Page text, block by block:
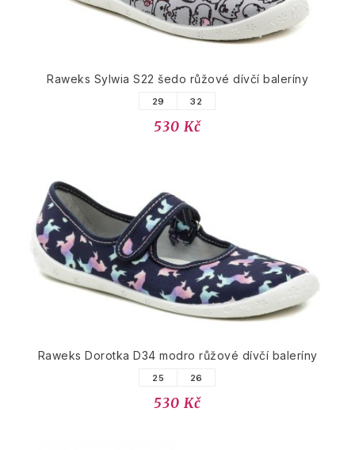
Raweks Sylwia S22 šedo růžové dívčí baleríny
29 32
530 Kč
Raweks Dorotka D34 modro růžové dívčí baleríny
25 26
530 Kč